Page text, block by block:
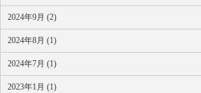
2024年9月 (2)
2024年8月 (1)
2024年7月 (1)
2023年1月 (1)